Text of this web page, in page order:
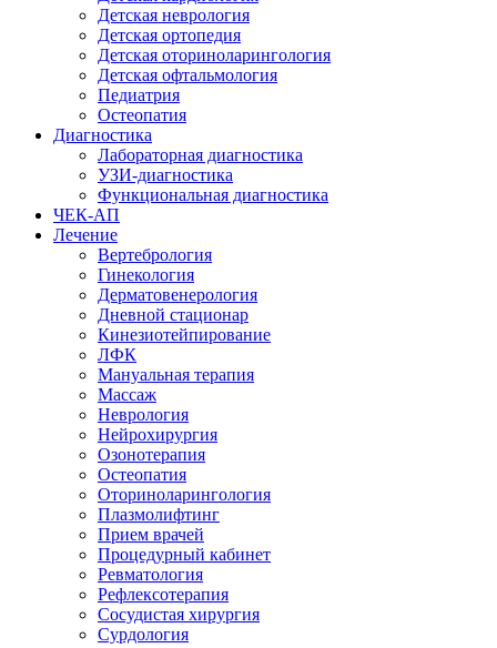
Детская неврология
Детская ортопедия
Детская оториноларингология
Детская офтальмология
Педиатрия
Остеопатия
Диагностика
Лабораторная диагностика
УЗИ-диагностика
Функциональная диагностика
ЧЕК-АП
Лечение
Вертебрология
Гинекология
Дерматовенерология
Дневной стационар
Кинезиотейпирование
ЛФК
Мануальная терапия
Массаж
Неврология
Нейрохирургия
Озонотерапия
Остеопатия
Оториноларингология
Плазмолифтинг
Прием врачей
Процедурный кабинет
Ревматология
Рефлексотерапия
Сосудистая хирургия
Сурдология